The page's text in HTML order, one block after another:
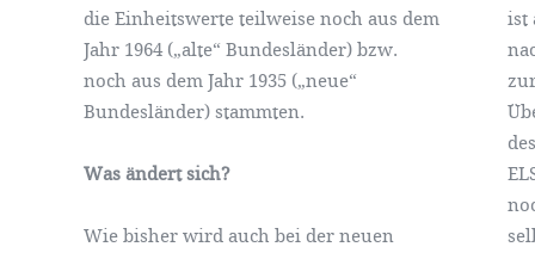
die Einheitswerte teilweise noch aus dem
Jahr 1964 („alte“ Bundesländer) bzw.
noch aus dem Jahr 1935 („neue“
Bundesländer) stammten.
Was ändert sich?
Wie bisher wird auch bei der neuen
ist